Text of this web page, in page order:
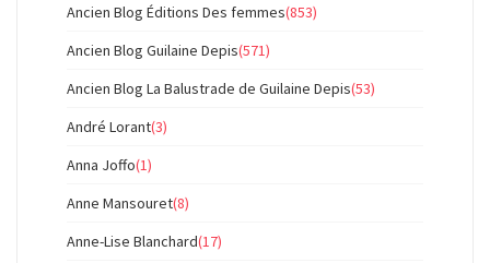
Ancien Blog Éditions Des femmes(853)
Ancien Blog Guilaine Depis(571)
Ancien Blog La Balustrade de Guilaine Depis(53)
André Lorant(3)
Anna Joffo(1)
Anne Mansouret(8)
Anne-Lise Blanchard(17)